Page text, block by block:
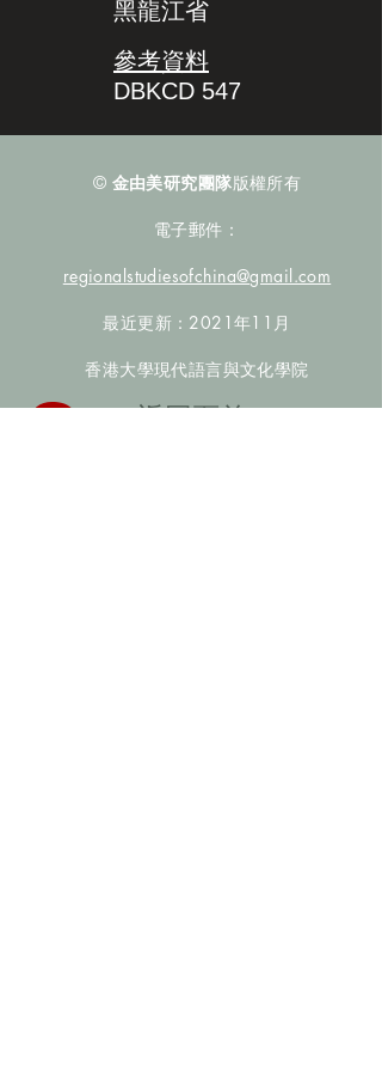
黑龍江省
參考資料
DBKCD 547
© 金由美研究團隊版權所有
電子郵件：
regionalstudiesofchina@gmail.com
最近更新：2021年11月
香港大學現代語言與文化學院
​返回頁首